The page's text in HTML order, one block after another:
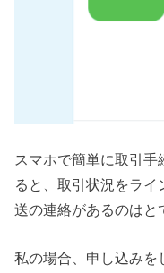
スマホで簡単に取引
ると、取引状況をラ
送の連絡があるのはと
私の場合、申し込みを